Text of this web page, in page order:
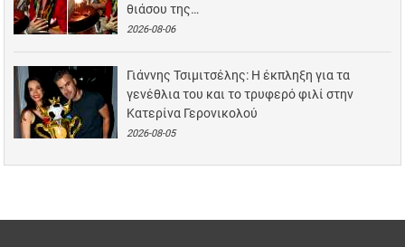
θιάσου της…
2026-08-06
Γιάννης Τσιμιτσέλης: Η έκπληξη για τα
γενέθλια του και το τρυφερό φιλί στην
Κατερίνα Γερονικολού
2026-08-05